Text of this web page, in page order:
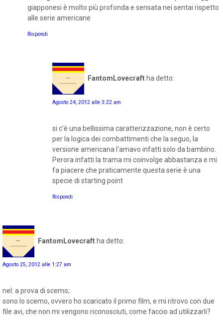
giapponesi è molto più profonda e sensata nei sentai rispetto
alle serie americane
Rispondi
FantomLovecraft ha detto:
Agosto 24, 2012 alle 3:22 am
si c'è una bellissima caratterizzazione, non è certo
per la logica dei combattimenti che la seguo, la
versione americana l'amavo infatti solo da bambino.
Perora infatti la trama mi coinvolge abbastanza e mi
fa piacere che praticamente questa serie è una
specie di starting point
Rispondi
FantomLovecraft ha detto:
Agosto 25, 2012 alle 1:27 am
nel: a prova di scemo;
sono lo scemo, ovvero ho scaricato il primo film, e mi ritrovo con due
file avi, che non mi vengono riconosciuti, come faccio ad utilizzarli?